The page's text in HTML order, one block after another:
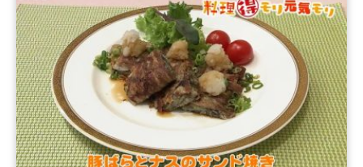
イベント
Event
試写会・プレゼント
Present
ＹＢＣオンデマンド